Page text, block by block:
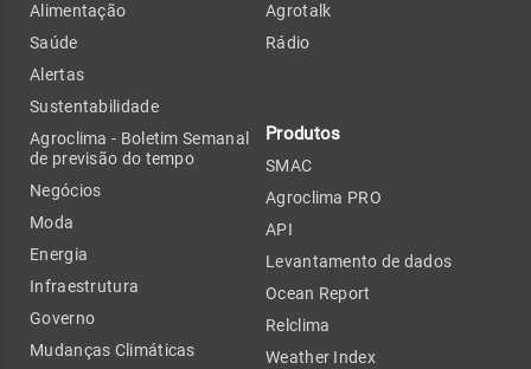
Alimentação
Saúde
Alertas
Sustentabilidade
Agroclima - Boletim Semanal
de previsão do tempo
Negócios
Moda
Energia
Infraestrutura
Governo
Mudanças Climáticas
Agrotalk
Rádio
Produtos
SMAC
Agroclima PRO
API
Levantamento de dados
Ocean Report
Relclima
Weather Index